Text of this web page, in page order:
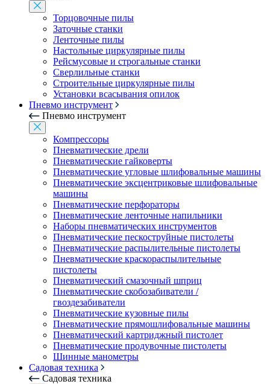
Торцовочные пилы
Заточные станки
Ленточные пилы
Настольные циркулярные пилы
Рейсмусовые и строгальные станки
Сверлильные станки
Строительные циркулярные пилы
Установки всасывания опилок
Пневмо инструмент
Пневмо инструмент
Компрессоры
Пневматические дрели
Пневматические гайковерты
Пневматические угловые шлифовальные машины
Пневматические эксцентриковые шлифовальные
машины
Пневматические перфораторы
Пневматические ленточные напильники
Наборы пневматических инструментов
Пневматические пескоструйные пистолеты
Пневматические распылительные пистолеты
Пневматические краскораспылительные
пистолеты
Пневматический смазочный шприц
Пневматические скобозабиватели /
гвоздезабиватели
Пневматические кузовные пилы
Пневматические прямошлифовальные машины
Пневматический картриджный пистолет
Пневматические продувочные пистолеты
Шинные манометры
Садовая техника
Садовая техника